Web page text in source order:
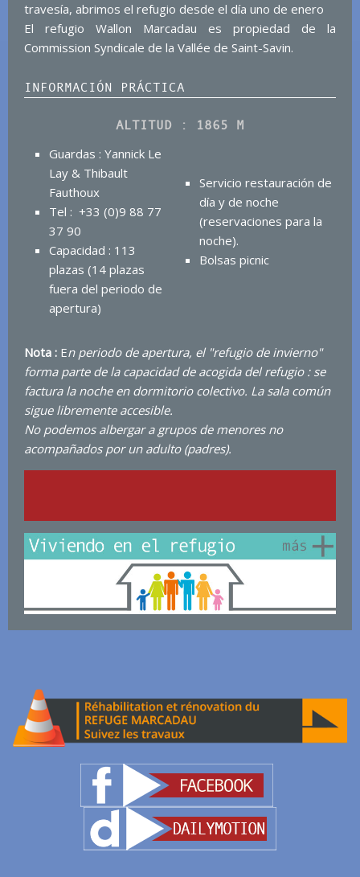
travesía, abrimos el refugio desde el día uno de enero
El refugio Wallon Marcadau es propiedad de la
Commission Syndicale de la Vallée de Saint-Savin.
INFORMACIÓN PRÁCTICA
ALTITUD : 1865 M
Guardas : Yannick Le
Lay & Thibault
Fauthoux
Tel : +33 (0)9 88 77
37 90
Capacidad : 113
plazas (14 plazas
fuera del periodo de
apertura)
Servicio restauración de
día y de noche
(reservaciones para la
noche).
Bolsas picnic
Nota : En periodo de apertura, el "refugio de invierno"
forma parte de la capacidad de acogida del refugio : se
factura la noche en dormitorio colectivo. La sala común
sigue libremente accesible.
No podemos albergar a grupos de menores no
acompañados por un adulto (padres).